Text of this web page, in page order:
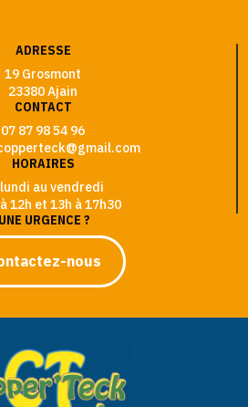
ADRESSE
19 Grosmont
23380 Ajain
CONTACT
07 87 98 54 96
HORAIRES
lundi au vendredi
12h et 13h à 17h30
UNE URGENCE ?
nous